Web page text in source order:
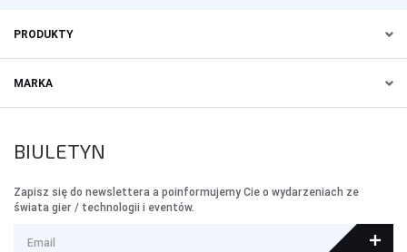
PRODUKTY
MARKA
BIULETYN
Zapisz się do newslettera a poinformujemy Cie o wydarzeniach ze
świata gier / technologii i eventów.